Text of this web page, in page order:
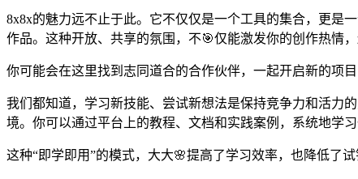
8x8x的魅力远不止于此。它不仅仅是一个工具的集合，更是
作品。这种开放、共享的氛围，不🎯仅能激发你的创作热情
你可能会在这里找到志同道合的合作伙伴，一起开启新的项目
我们都知道，学习新技能、尝试新想法是保持竞争力和活力
境。你可以通过平台上的教程、文档和实践案例，系统地学
这种“即学即用”的模式，大大🌸提高了学习效率，也降低了试